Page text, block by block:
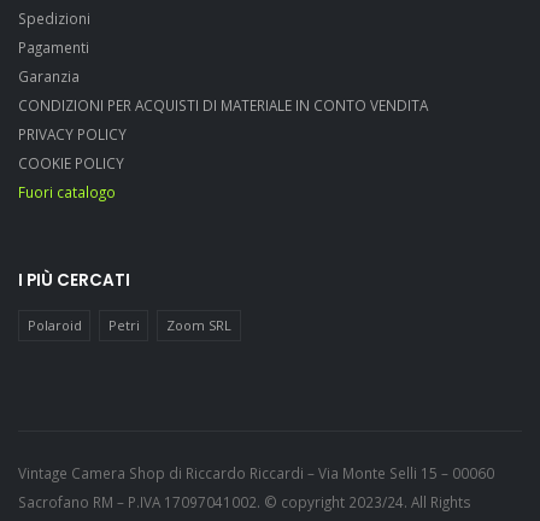
Spedizioni
Pagamenti
Garanzia
CONDIZIONI PER ACQUISTI DI MATERIALE IN CONTO VENDITA
PRIVACY POLICY
COOKIE POLICY
Fuori catalogo
I PIÙ CERCATI
Polaroid Petri Zoom SRL
Vintage Camera Shop di Riccardo Riccardi – Via Monte Selli 15 – 00060
Sacrofano RM – P.IVA 17097041002. © copyright 2023/24. All Rights